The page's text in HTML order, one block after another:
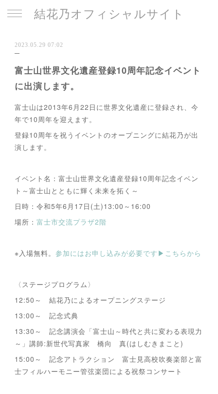
結花乃オフィシャルサイト
2023.05.29 07:02
富士山世界文化遺産登録10周年記念イベント
に出演します。
富士山は2013年6月22日に世界文化遺産に登録され、今
年で10周年を迎えます。
登録10周年を祝うイベントのオープニングに結花乃が出
演します。
イベント名：富士山世界文化遺産登録10周年記念イベン
ト～富士山とともに輝く未来を拓く～
日時：令和5年6月17日(土)13:00～16:00
場所： 富士市交流プラザ2階
※入場無料。 参加にはお申し込みが必要です▶︎こちらから
〈ステージプログラム〉
12:50～ 結花乃によるオープニングステージ
13:00～ 記念式典
13:30～ 記念講演会「富士山～時代と共に変わる表現力
～」講師:新世代写真家 橋向 真(はしむきまこと)
15:00～ 記念アトラクション 富士見高校吹奏楽部と富
士フィルハーモニー管弦楽団による祝祭コンサート